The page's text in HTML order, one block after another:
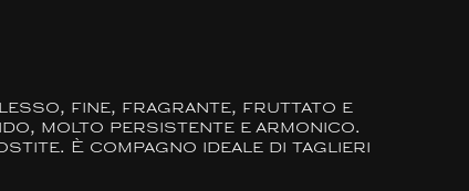
fine, fragrante, fruttato e
molto persistente e armonico.
È compagno ideale di taglieri